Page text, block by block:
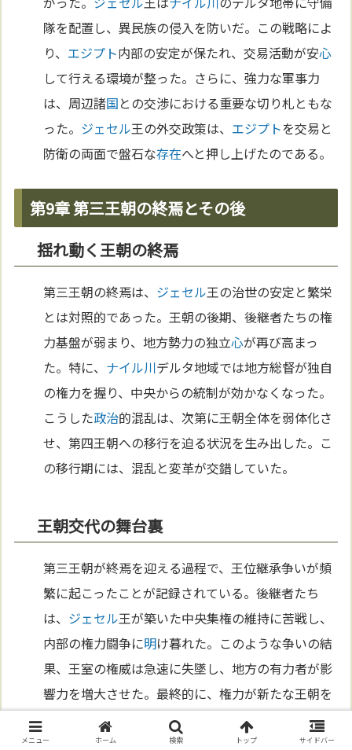
隊を配置し、異民族の侵入を防いだ。この戦略によ
り、 エジプト内部の安定が保たれ、交易活動が安心
して行える環境が整った。さらに、強力な軍事力
は、周辺諸国との交渉における重要な切り札ともな
った。 ジェセル王の外交政策は、 エジプトを交易と
防衛の両面で盤石な存在へと押し上げたのである。
第9章 第三王朝の終焉とその後
揺れ動く王朝の終焉
第三王朝の終焉は、 ジェセル王の治世の安定と繁栄
とは対照的であった。王朝の後期、後継者たちの権
力基盤が弱まり、地方勢力の独立心が再び高まっ
た。特に、 ナイル川デルタ地域では地方総督が独自
の権力を握り、中央からの統制が効かなくなった。
こうした政治的混乱は、次第に王朝全体を弱体化さ
せ、第四王朝への移行を迫る状況を生み出した。こ
の移行期には、混乱と変革が交錯していた。
王朝交代の舞台裏
第三王朝が終焉を迎える過程で、王位継承争いが頻
繁に起こったことが記録されている。後継者たち
は、 ジェセル王が築いた中央集権の維持に苦戦し、
内部の権力闘争に明け暮れた。このような争いの結
果、王室の権威は急速に失墜し、地方の有力者が影
響力を増大させた。最終的に、権力が新たな王朝を
興す勢力に引き継がれる形で、第三王朝はその役割
を終えた。
メニュー ホーム 検索 トップ サイドバー